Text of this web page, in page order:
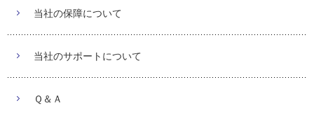
当社の保障について
当社のサポートについて
Ｑ＆Ａ